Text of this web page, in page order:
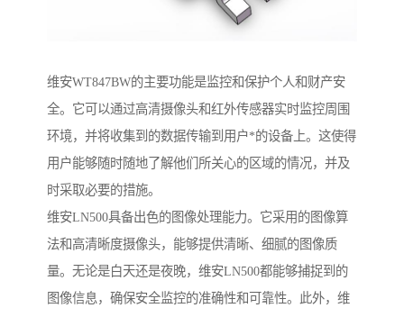
维安WT847BW的主要功能是监控和保护个人和财产安
全。它可以通过高清摄像头和红外传感器实时监控周围
环境，并将收集到的数据传输到用户*的设备上。这使得
用户能够随时随地了解他们所关心的区域的情况，并及
时采取必要的措施。
维安LN500具备出色的图像处理能力。它采用的图像算
法和高清晰度摄像头，能够提供清晰、细腻的图像质
量。无论是白天还是夜晚，维安LN500都能够捕捉到的
图像信息，确保安全监控的准确性和可靠性。此外，维